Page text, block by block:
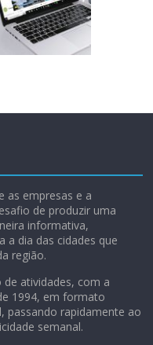
as empresas e a
de produzir uma
informativa,
a dia das cidades que
região.
de atividades, com a
1994, em formato
passando rapidamente ao
semanal.